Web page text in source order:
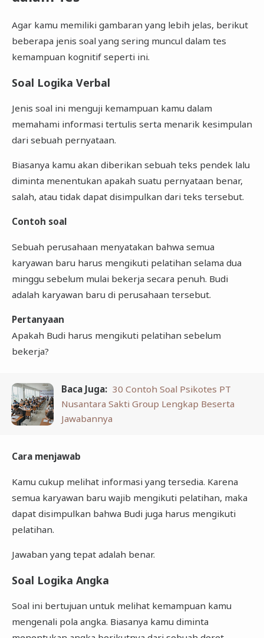
Agar kamu memiliki gambaran yang lebih jelas, berikut
beberapa jenis soal yang sering muncul dalam tes
kemampuan kognitif seperti ini.
Soal Logika Verbal
Jenis soal ini menguji kemampuan kamu dalam
memahami informasi tertulis serta menarik kesimpulan
dari sebuah pernyataan.
Biasanya kamu akan diberikan sebuah teks pendek lalu
diminta menentukan apakah suatu pernyataan benar,
salah, atau tidak dapat disimpulkan dari teks tersebut.
Contoh soal
Sebuah perusahaan menyatakan bahwa semua
karyawan baru harus mengikuti pelatihan selama dua
minggu sebelum mulai bekerja secara penuh. Budi
adalah karyawan baru di perusahaan tersebut.
Pertanyaan
Apakah Budi harus mengikuti pelatihan sebelum
bekerja?
Baca Juga: 30 Contoh Soal Psikotes PT
Nusantara Sakti Group Lengkap Beserta
Jawabannya
Cara menjawab
Kamu cukup melihat informasi yang tersedia. Karena
semua karyawan baru wajib mengikuti pelatihan, maka
dapat disimpulkan bahwa Budi juga harus mengikuti
pelatihan.
Jawaban yang tepat adalah benar.
Soal Logika Angka
Soal ini bertujuan untuk melihat kemampuan kamu
mengenali pola angka. Biasanya kamu diminta